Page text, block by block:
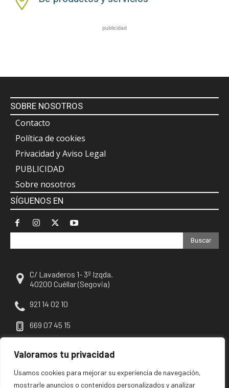
Valoramos tu privacidad
Usamos cookies para mejorar su experiencia de navegación,
mostrarle anuncios o contenidos personalizados y analizar
publicidad
SOBRE NOSOTROS
Contacto
Política de cookies
Privacidad y Aviso Legal
PUBLICIDAD
Sobre nosotros
SÍGUENOS EN
Buscar
C/ Lavaderos 1- 3º Izqda.
40200 Cuéllar (Segovia)
921 14 02 10
669 07 45 15